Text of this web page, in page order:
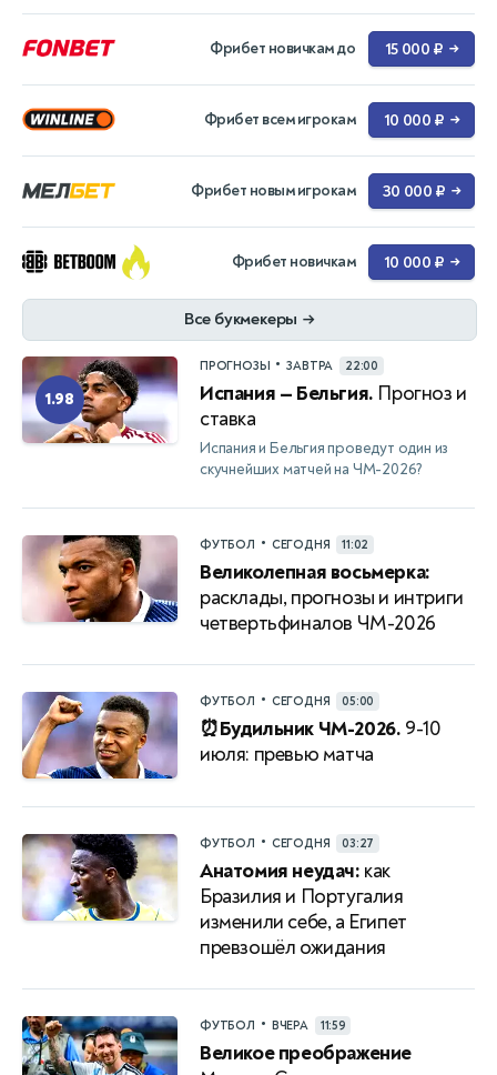
Фрибет новичкам до 15 000 ₽ →
Фрибет всем игрокам 10 000 ₽ →
Фрибет новым игрокам 30 000 ₽ →
Фрибет новичкам 10 000 ₽ →
Все букмекеры →
1.98
ПРОГНОЗЫ • ЗАВТРА 22:00
Испания — Бельгия. Прогноз и
ставка
Испания и Бельгия проведут один из
скучнейших матчей на ЧМ-2026?
ФУТБОЛ • СЕГОДНЯ 11:02
Великолепная восьмерка:
расклады, прогнозы и интриги
четвертьфиналов ЧМ-2026
ФУТБОЛ • СЕГОДНЯ 05:00
⏰Будильник ЧМ-2026. 9-10
июля: превью матча
ФУТБОЛ • СЕГОДНЯ 03:27
Анатомия неудач: как
Бразилия и Португалия
изменили себе, а Египет
превзошёл ожидания
ФУТБОЛ • ВЧЕРА 11:59
Великое преображение